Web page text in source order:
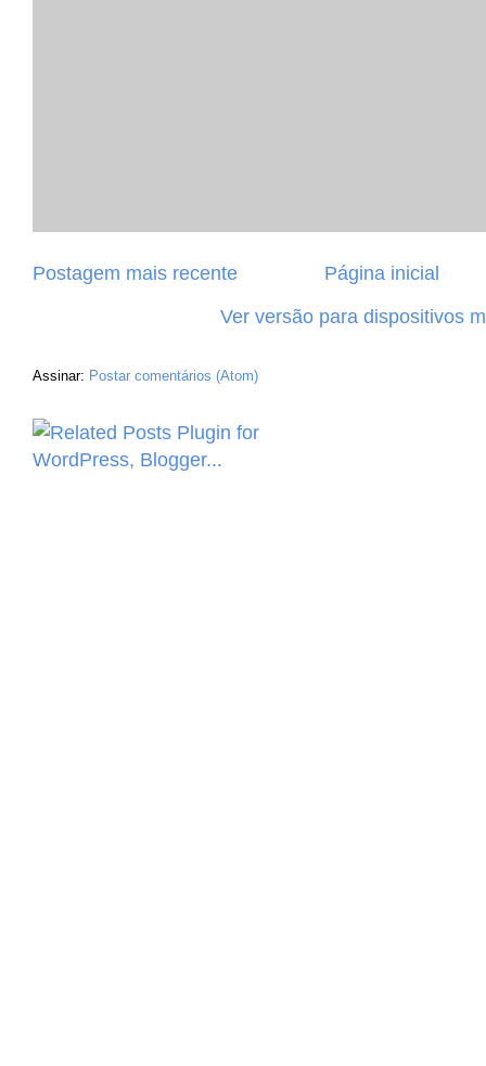
Postagem mais recente
Página inicial
Ver versão para dispositivos
Assinar: Postar comentários (Atom)